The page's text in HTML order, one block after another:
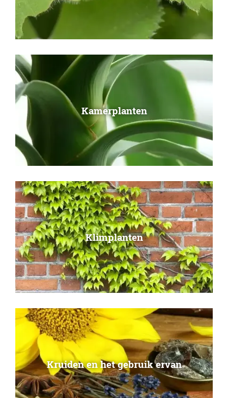
Kamerplanten
Klimplanten
Kruiden en het gebruik ervan